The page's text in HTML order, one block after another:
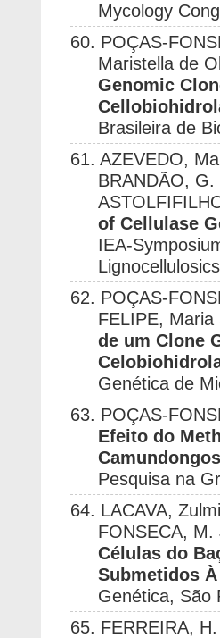
Mycology
60. POÇAS-
Maristella de
Genomic
Brasileira de
61. AZEVEDO,
BRANDÃO,
of Cellulase
IEA-
62. POÇAS-
FELIPE,
de um Clone
Genética de
63. POÇAS-
Efeito do
Pesquisa na
64. LACAVA,
FONSECA,
Células do
Submetidos
Genética, São
65. FERREIRA,